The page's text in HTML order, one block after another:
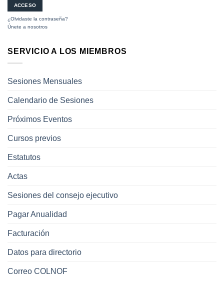
¿Olvidaste la contraseña?
Únete a nosotros
SERVICIO A LOS MIEMBROS
Sesiones Mensuales
Calendario de Sesiones
Próximos Eventos
Cursos previos
Estatutos
Actas
Sesiones del consejo ejecutivo
Pagar Anualidad
Facturación
Datos para directorio
Correo COLNOF